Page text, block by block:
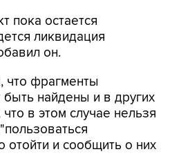
пока остается
ликвидация
он.
что фрагменты
быть найдены и в других
в этом случае нельзя
отойти и сообщить о них